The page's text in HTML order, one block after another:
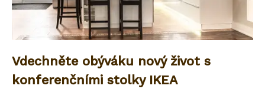
Vdechněte obýváku nový život s
konferenčními stolky IKEA